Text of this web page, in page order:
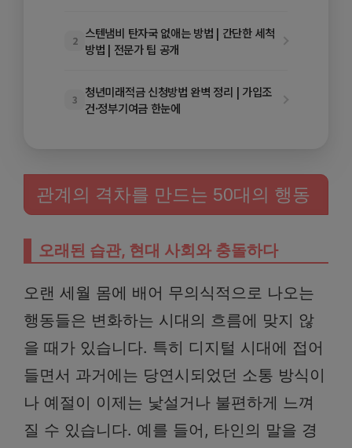
2
스텐냄비 탄자국 없애는 방법 | 간단한 세척
방법 | 전문가 팁 공개
3
청년미래적금 신청방법 완벽 정리 | 가입조
건·정부기여금 한눈에
관계의 격차를 만드는 50대의 행동
오래된 습관, 현대 사회와 충돌하다
오랜 세월 몸에 배어 무의식적으로 나오는
행동들은 변화하는 시대의 흐름에 맞지 않
을 때가 있습니다. 특히 디지털 시대에 접어
들면서 과거에는 당연시되었던 소통 방식이
나 예절이 이제는 낯설거나 불편하게 느껴
질 수 있습니다. 예를 들어, 타인의 말을 경